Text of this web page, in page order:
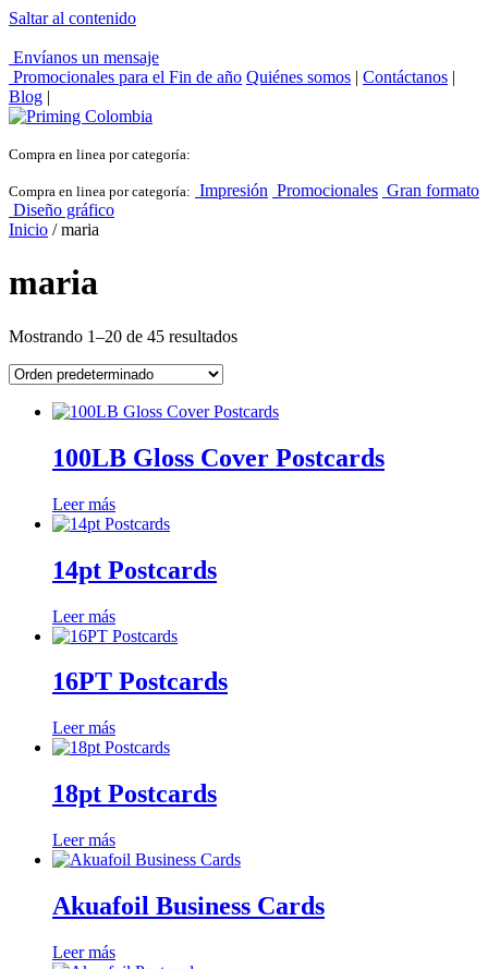
Saltar al contenido
Envíanos un mensaje
Promocionales para el Fin de año Quiénes somos | Contáctanos |
Blog |
Compra en linea por categoría:
Compra en linea por categoría: Impresión Promocionales Gran formato
Diseño gráfico
Inicio / maria
maria
Mostrando 1–20 de 45 resultados
100LB Gloss Cover Postcards
Leer más
14pt Postcards
Leer más
16PT Postcards
Leer más
18pt Postcards
Leer más
Akuafoil Business Cards
Leer más